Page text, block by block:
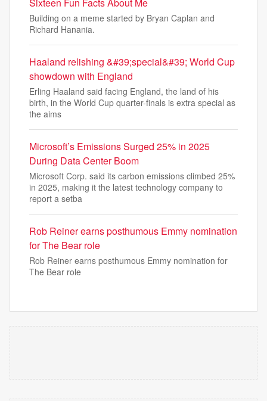
Building on a meme started by Bryan Caplan and
Richard Hanania.
Haaland relishing &#39;special&#39; World Cup
showdown with England
Erling Haaland said facing England, the land of his
birth, in the World Cup quarter-finals is extra special as
the aims
Microsoft’s Emissions Surged 25% in 2025
During Data Center Boom
Microsoft Corp. said its carbon emissions climbed 25%
in 2025, making it the latest technology company to
report a setba
Rob Reiner earns posthumous Emmy nomination
for The Bear role
Rob Reiner earns posthumous Emmy nomination for
The Bear role